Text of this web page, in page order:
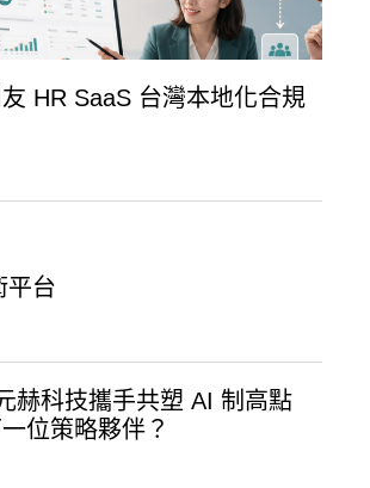
HR SaaS 台灣本地化合規
平台
赫科技攜手共塑 AI 制高點
位策略夥伴？